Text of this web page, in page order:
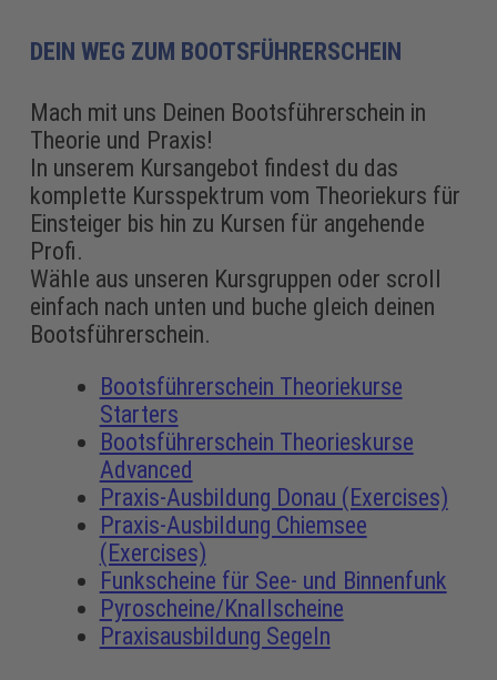
DEIN WEG ZUM BOOTSFÜHRERSCHEIN
Mach mit uns Deinen Bootsführerschein in
Theorie und Praxis!
In unserem Kursangebot findest du das
komplette Kursspektrum vom Theoriekurs für
Einsteiger bis hin zu Kursen für angehende
Profi.
Wähle aus unseren Kursgruppen oder scroll
einfach nach unten und buche gleich deinen
Bootsführerschein.
Bootsführerschein Theoriekurse
Starters
Bootsführerschein Theorieskurse
Advanced
Praxis-Ausbildung Donau (Exercises)
Praxis-Ausbildung Chiemsee
(Exercises)
Funkscheine für See- und Binnenfunk
Pyroscheine/Knallscheine
Praxisausbildung Segeln